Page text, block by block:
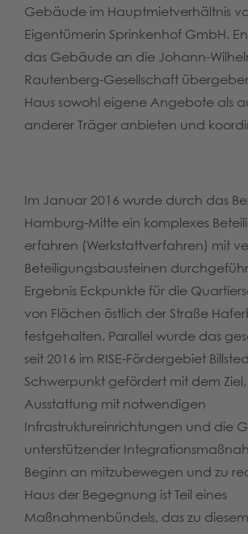
Gebäude im Hauptmietverhältnis
Eigentümerin Sprinkenhof GmbH.
das Gebäude an die Johann-
Rautenberg-Gesellschaft
Haus sowohl eigene Angebote als
anderer Träger anbieten und
Im Januar 2016 wurde durch das
Hamburg-Mitte ein komplexes
erfahren (Werkstattverfahren) mit
Beteiligungsbausteinen
Ergebnis Eckpunkte für die
von Flächen östlich der Straße
festgehalten. Parallel wurde das
seit 2016 im RISE-Fördergebiet
Schwerpunkt gefördert mit dem
Ausstattung mit notwendigen
Infrastruktureinrichtungen und die
unterstützender
Beginn an mitzubewegen und zu
Haus der Begegnung ist Teil eines
Maßnahmenbündels, das zu